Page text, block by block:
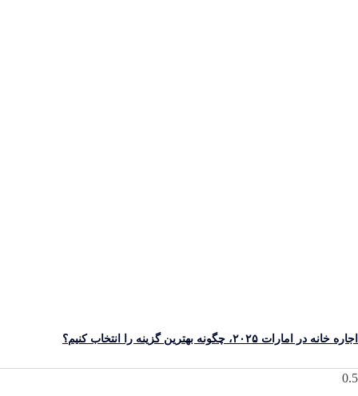
در امارات ۲۰۲۵، چگونه بهترین گزینه را انتخاب کنیم؟